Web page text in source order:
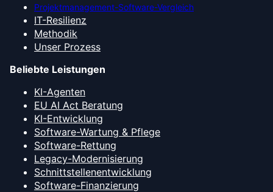
Projektmanagement-Software-Vergleich
IT-Resilienz
Methodik
Unser Prozess
Beliebte Leistungen
KI-Agenten
EU AI Act Beratung
KI-Entwicklung
Software-Wartung & Pflege
Software-Rettung
Legacy-Modernisierung
Schnittstellenentwicklung
Software-Finanzierung